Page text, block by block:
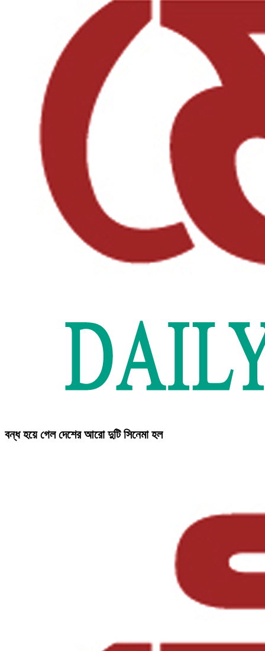
বন্ধ হয়ে গেল দেশের আরো দুটি সিনেমা হল